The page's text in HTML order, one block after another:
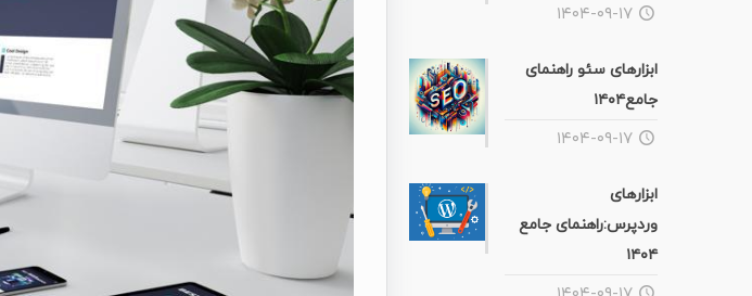
۱۴۰۴-۰۹-۱۷
ابزارهای سئو راهنمای
جامع۱۴۰۴
۱۴۰۴-۰۹-۱۷
ابزارهای
وردپرس:راهنمای جامع
۱۴۰۴